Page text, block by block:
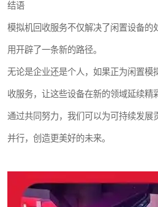
结语
模拟机回收服务不仅解决了闲置设备的
用开辟了一条新的路径。
无论是企业还是个人，如果正为闲置模
收服务，让这些设备在新的领域延续精
通过共同努力，我们可以为可持续发展
并行，创造更美好的未来。